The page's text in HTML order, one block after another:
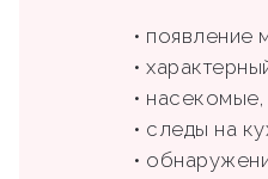
• появление
•
•
• следы на
•